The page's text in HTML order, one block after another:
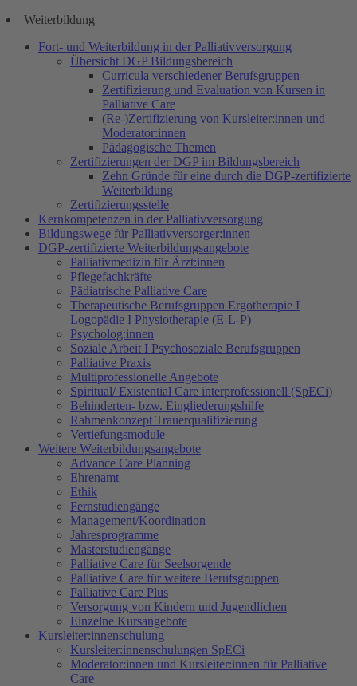
Weiterbildung
Fort- und Weiterbildung in der Palliativversorgung
Übersicht DGP Bildungsbereich
Curricula verschiedener Berufsgruppen
Zertifizierung und Evaluation von Kursen in
Palliative Care
(Re-)Zertifizierung von Kursleiter:innen und
Moderator:innen
Pädagogische Themen
Zertifizierungen der DGP im Bildungsbereich
Zehn Gründe für eine durch die DGP-zertifizierte
Weiterbildung
Zertifizierungsstelle
Kernkompetenzen in der Palliativversorgung
Bildungswege für Palliativversorger:innen
DGP-zertifizierte Weiterbildungsangebote
Palliativmedizin für Ärzt:innen
Pflegefachkräfte
Pädiatrische Palliative Care
Therapeutische Berufsgruppen Ergotherapie I
Logopädie I Physiotherapie (E-L-P)
Psycholog:innen
Soziale Arbeit I Psychosoziale Berufsgruppen
Palliative Praxis
Multiprofessionelle Angebote
Spiritual/ Existential Care interprofessionell (SpECi)
Behinderten- bzw. Eingliederungshilfe
Rahmenkonzept Trauerqualifizierung
Vertiefungsmodule
Weitere Weiterbildungsangebote
Advance Care Planning
Ehrenamt
Ethik
Fernstudiengänge
Management/Koordination
Jahresprogramme
Masterstudiengänge
Palliative Care für Seelsorgende
Palliative Care für weitere Berufsgruppen
Palliative Care Plus
Versorgung von Kindern und Jugendlichen
Einzelne Kursangebote
Kursleiter:innenschulung
Kursleiter:innenschulungen SpECi
Moderator:innen und Kursleiter:innen für Palliative
Care